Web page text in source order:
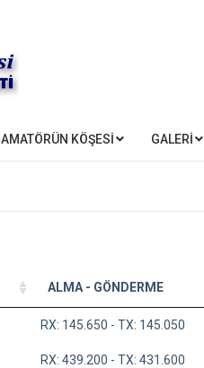
AMATÖRÜN KÖŞESİ GALERİ
ALMA - GÖNDERME
RX: 145.650 - TX: 145.050
RX: 439.200 - TX: 431.600